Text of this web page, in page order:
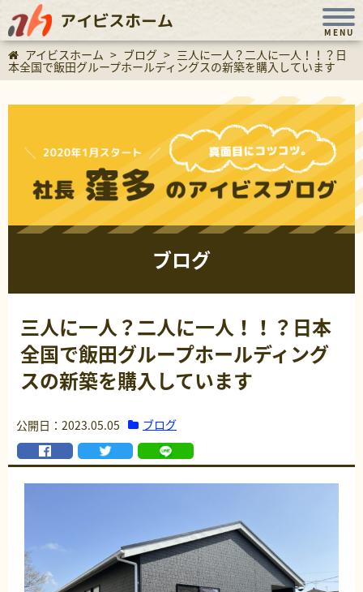
アイビスホーム
MENU
アイビスホーム > ブログ > 三人に一人？二人に一人！！？日
本全国で飯田グループホールディングスの新築を購入しています
ブログ
三人に一人？二人に一人！！？日本
全国で飯田グループホールディング
スの新築を購入しています
公開日：2023.05.05 ブログ